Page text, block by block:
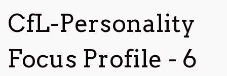
CfL-Personality
Focus Profile - 6